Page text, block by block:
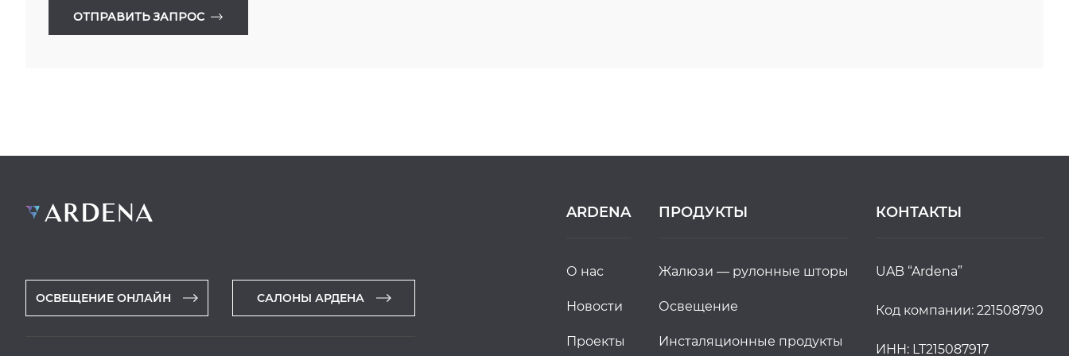
ОТПРАВИТЬ ЗАПРОС
ОСВЕЩЕНИЕ ОНЛАЙН САЛОНЫ АРДЕНА
ARDENA
о нас
новости
проекты
ПРОДУКТЫ
жалюзи — рулонные шторы
освещение
инсталяционные продукты
КОНТАКТЫ
UAB “Ardena”
Код компании: 221508790
ИНН: LT215087917